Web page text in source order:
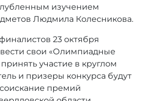
изучением
Людмила Колесникова.
23 октября
свои «Олимпиадные
участие в круглом
и призеры конкурса будут
премий